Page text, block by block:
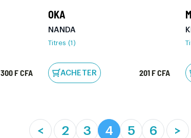
300 F CFA
OKA
NANDA
Titres (1)
ACHETER 201 F CFA
< 2 3 4 (current)
5 6 >